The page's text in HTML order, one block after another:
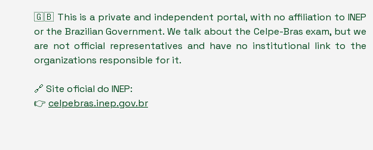
🇬🇧 This is a private and independent portal, with no affiliation to INEP
or the Brazilian Government. We talk about the Celpe-Bras exam, but we
are not official representatives and have no institutional link to the
organizations responsible for it.
🔗 Site oficial do INEP:
👉 celpebras.inep.gov.br